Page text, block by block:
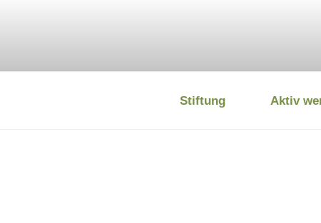
Stiftung Aktiv